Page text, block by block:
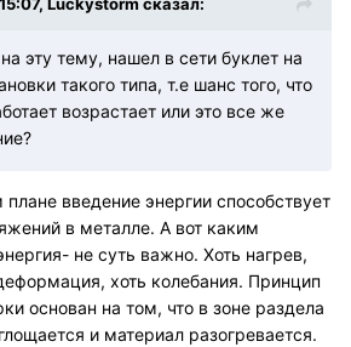
Luckystorm сказал:
эту тему, нашел в сети буклет на
такого типа, т.е шанс того, что
возрастает или это все же
введение энергии способствует
в металле. А вот каким
не суть важно. Хоть нагрев,
хоть колебания. Принцип
основан на том, что в зоне раздела
и материал разогревается.